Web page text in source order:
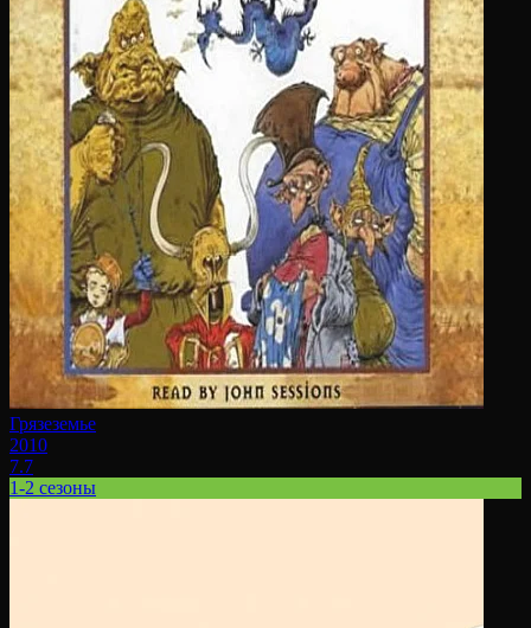
Грязеземье
2010
7.7
1-2 сезоны